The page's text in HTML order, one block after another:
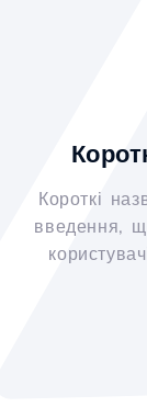
Короткі
введення,